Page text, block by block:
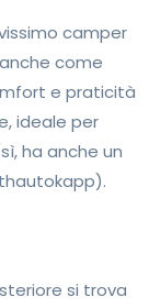
camper
come
e praticità
ideale per
ha anche un
si trova